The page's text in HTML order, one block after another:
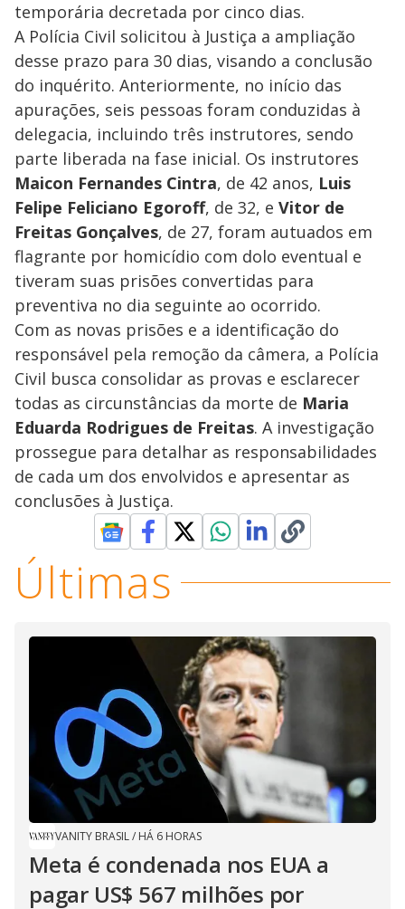
temporária decretada por cinco dias.
A Polícia Civil solicitou à Justiça a ampliação
desse prazo para 30 dias, visando a conclusão
do inquérito. Anteriormente, no início das
apurações, seis pessoas foram conduzidas à
delegacia, incluindo três instrutores, sendo
parte liberada na fase inicial. Os instrutores
Maicon Fernandes Cintra, de 42 anos, Luis
Felipe Feliciano Egoroff, de 32, e Vitor de
Freitas Gonçalves, de 27, foram autuados em
flagrante por homicídio com dolo eventual e
tiveram suas prisões convertidas para
preventiva no dia seguinte ao ocorrido.
Com as novas prisões e a identificação do
responsável pela remoção da câmera, a Polícia
Civil busca consolidar as provas e esclarecer
todas as circunstâncias da morte de Maria
Eduarda Rodrigues de Freitas. A investigação
prossegue para detalhar as responsabilidades
de cada um dos envolvidos e apresentar as
conclusões à Justiça.
Últimas
VANITY BRASIL/ HÁ 6 HORAS
Meta é condenada nos EUA a
pagar US$ 567 milhões por